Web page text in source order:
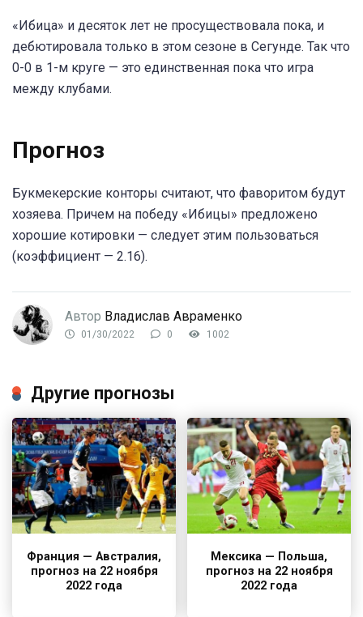
«Ибица» и десяток лет не просуществовала пока, и
дебютировала только в этом сезоне в Сегунде. Так что
0-0 в 1-м круге — это единственная пока что игра
между клубами.
Прогноз
Букмекерские конторы считают, что фаворитом будут
хозяева. Причем на победу «Ибицы» предложено
хорошие котировки — следует этим пользоваться
(коэффициент — 2.16).
Автор Владислав Авраменко
01/30/2022 0 1002
Другие прогнозы
Франция — Австралия,
прогноз на 22 ноября
2022 года
Мексика — Польша,
прогноз на 22 ноября
2022 года